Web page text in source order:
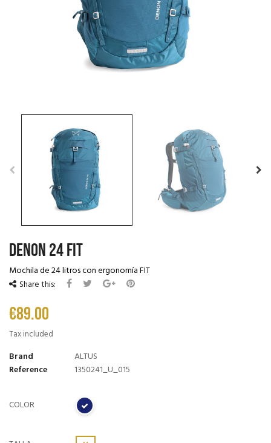
DENON 24 FIT
Mochila de 24 litros con ergonomía FIT
Share this:
€89.00
Tax included
Brand
ALTUS
Reference
1350241_U_015
COLOR